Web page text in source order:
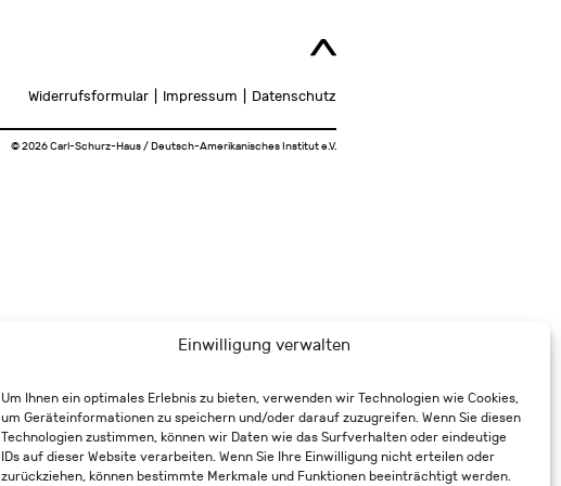
Einwilligung verwalten
Um Ihnen ein optimales Erlebnis zu bieten, verwenden wir Technologien wie Cookies,
um Geräteinformationen zu speichern und/oder darauf zuzugreifen. Wenn Sie diesen
Technologien zustimmen, können wir Daten wie das Surfverhalten oder eindeutige
IDs auf dieser Website verarbeiten. Wenn Sie Ihre Einwilligung nicht erteilen oder
zurückziehen, können bestimmte Merkmale und Funktionen beeinträchtigt werden.
Widerrufsformular Impressum Datenschutz
© 2026 Carl-Schurz-Haus / Deutsch-Amerikanisches Institut e.V.